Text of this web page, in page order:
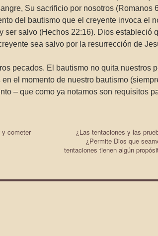
Su sacrificio por nosotros (Romanos
del bautismo que el creyente invoca el
ser salvo (Hechos 22:16). Dios estableció
sea salvo por la resurrección de
pecados. El bautismo no quita nuestros
el momento de nuestro bautismo
– que como ya notamos son requisitos
y cometer
¿Las tentaciones y las
¿Permite Dios que
tentaciones tienen algún